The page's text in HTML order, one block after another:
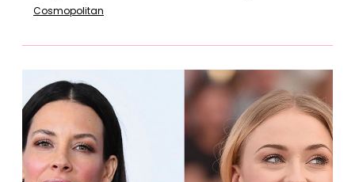
Cosmopolitan